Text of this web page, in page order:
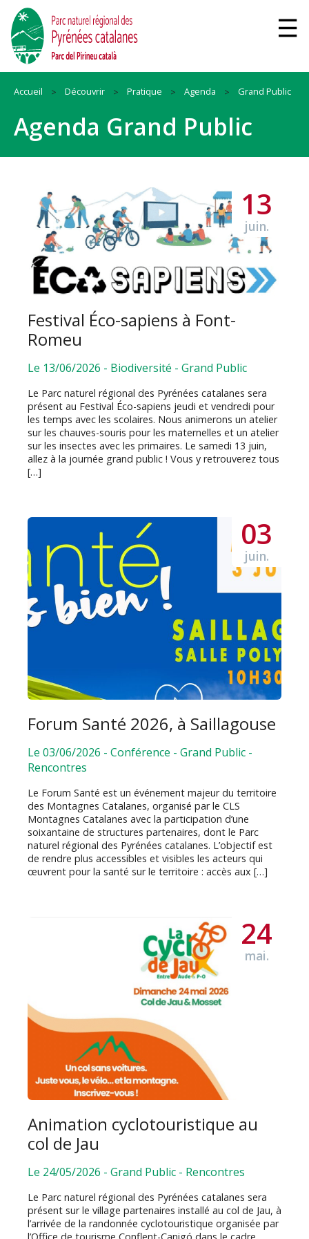
Accueil Découvrir Pratique Agenda Grand Public
Agenda Grand Public
13
juin.
Festival Éco-sapiens à Font-
Romeu
Le 13/06/2026 - Biodiversité - Grand Public
Le Parc naturel régional des Pyrénées catalanes sera
présent au Festival Éco-sapiens jeudi et vendredi pour
les temps avec les scolaires. Nous animerons un atelier
sur les chauves-souris pour les maternelles et un atelier
sur les insectes avec les primaires. Le samedi 13 juin,
allez à la journée grand public ! Vous y retrouverez tous
[…]
03
juin.
Forum Santé 2026, à Saillagouse
Le 03/06/2026 - Conférence - Grand Public -
Rencontres
Le Forum Santé est un événement majeur du territoire
des Montagnes Catalanes, organisé par le CLS
Montagnes Catalanes avec la participation d’une
soixantaine de structures partenaires, dont le Parc
naturel régional des Pyrénées catalanes. L’objectif est
de rendre plus accessibles et visibles les acteurs qui
œuvrent pour la santé sur le territoire : accès aux […]
24
mai.
Animation cyclotouristique au
col de Jau
Le 24/05/2026 - Grand Public - Rencontres
Le Parc naturel régional des Pyrénées catalanes sera
présent sur le village partenaires installé au col de Jau, à
l’arrivée de la randonnée cyclotouristique organisée par
l’Office de tourisme Conflent-Canigó dans le cadre